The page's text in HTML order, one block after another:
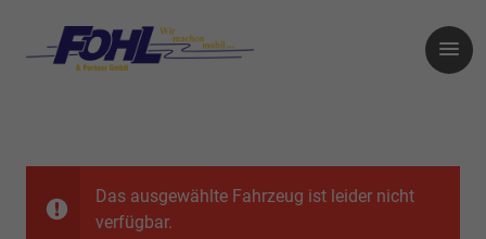
Das ausgewählte Fahrzeug ist leider nicht
verfügbar.